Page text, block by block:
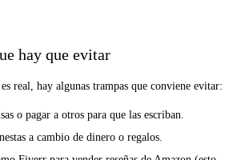
hay que evitar
real, hay algunas trampas que conviene evitar:
o pagar a otros para que las escriban.
a cambio de dinero o regalos.